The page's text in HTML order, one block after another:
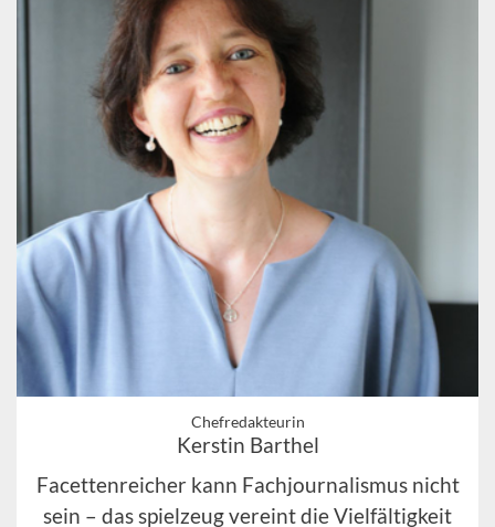
Chefredakteurin
Kerstin Barthel
Facettenreicher kann Fachjournalismus nicht
sein – das spielzeug vereint die Vielfältigkeit